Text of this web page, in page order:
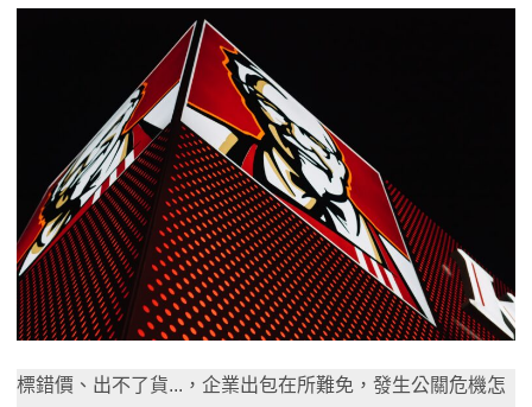
標錯價、出不了貨...，企業出包在所難免，發生公關危機怎